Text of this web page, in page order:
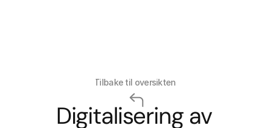
Tilbake til oversikten
Digitalisering av